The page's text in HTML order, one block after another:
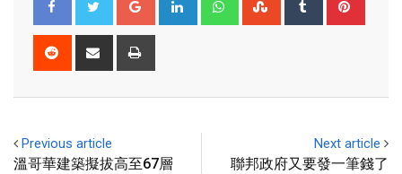
Previous article
溫哥華建築擬拔高至67層
Next article
聯邦政府又要發一筆錢了